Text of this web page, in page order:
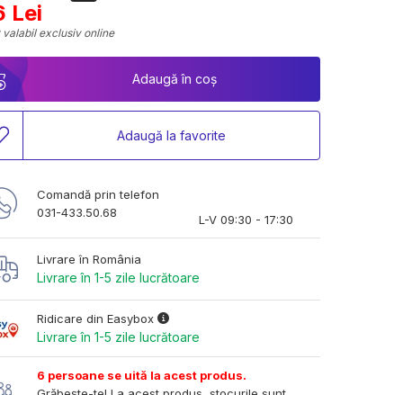
Lei
valabil exclusiv online
Adaugă în coș
Adaugă la favorite
Comandă prin telefon
031-433.50.68
L-V 09:30 - 17:30
Livrare în România
Livrare în 1-5 zile lucrătoare
Ridicare din Easybox
Livrare în 1-5 zile lucrătoare
6 persoane se uită la acest produs.